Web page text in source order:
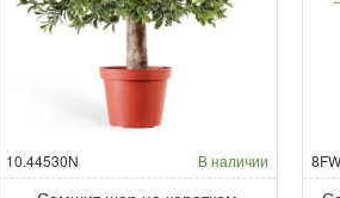
10.44530N В наличии